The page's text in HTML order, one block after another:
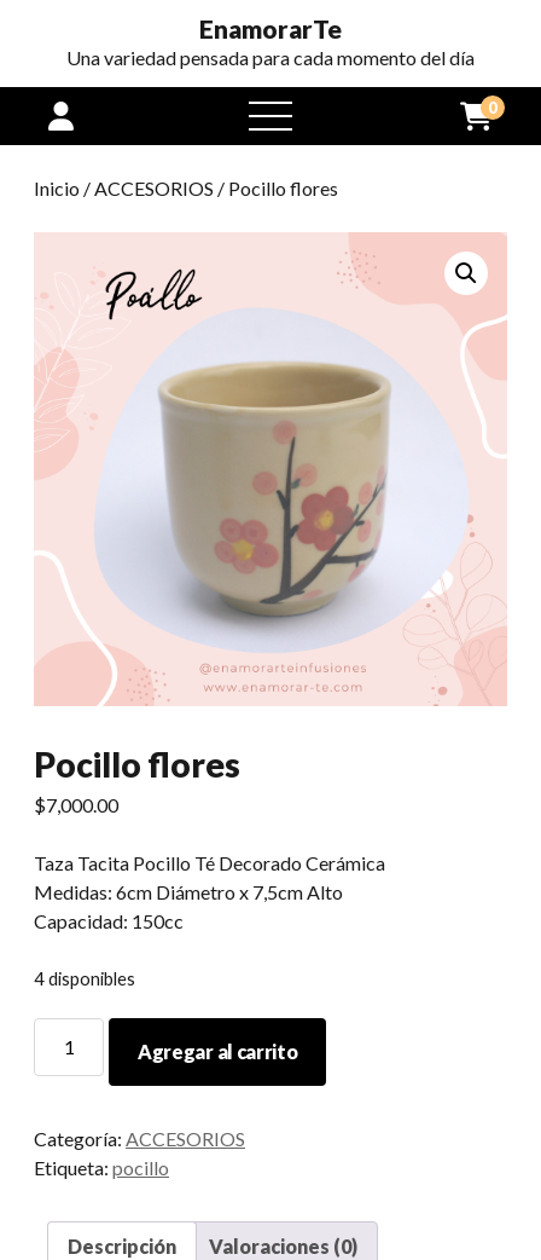
EnamorarTe
Una variedad pensada para cada momento del día
open
menu
0
Inicio /ACCESORIOS / Pocillo flores
Pocillo flores
$7,000.00
Taza Tacita Pocillo Té Decorado Cerámica
Medidas: 6cm Diámetro x 7,5cm Alto
Capacidad: 150cc
4 disponibles
flores
Agregar al carrito
Categoría: ACCESORIOS
Etiqueta: pocillo
Descripción Valoraciones (0)